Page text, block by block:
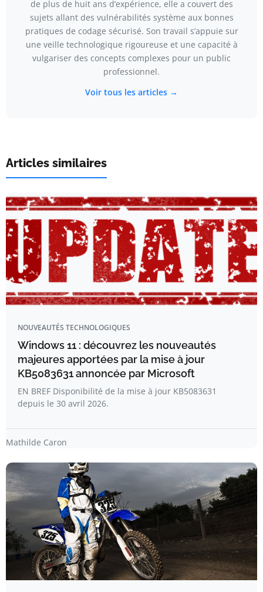
de plus de huit ans d’expérience, elle a couvert des
sujets allant des vulnérabilités système aux bonnes
pratiques de codage sécurisé. Son travail s’appuie sur
une veille technologique rigoureuse et une capacité à
vulgariser des concepts complexes pour un public
professionnel.
Voir tous les articles →
Articles similaires
NOUVEAUTÉS TECHNOLOGIQUES
Windows 11 : découvrez les nouveautés
majeures apportées par la mise à jour
KB5083631 annoncée par Microsoft
EN BREF Disponibilité de la mise à jour KB5083631
depuis le 30 avril 2026.
Mathilde Caron